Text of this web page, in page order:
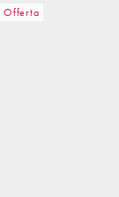
Offerta